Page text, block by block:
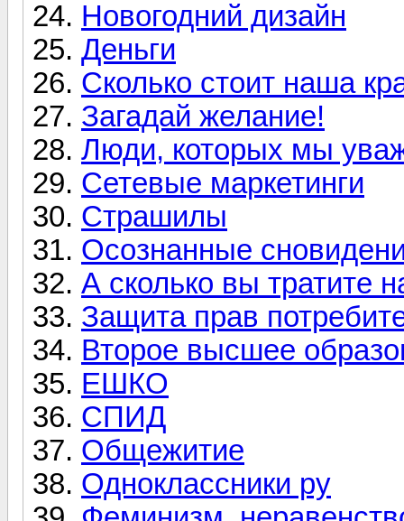
Новогодний дизайн
Деньги
Сколько стоит наша
Загадай желание!
Люди, которых мы
Сетевые маркетинги
Страшилы
Осознанные
А сколько вы тратите
Защита прав
Второе высшее
ЕШКО
СПИД
Общежитие
Одноклассники ру